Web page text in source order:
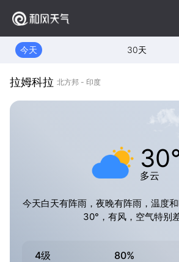
今天 30天
拉姆科拉 北方邦 - 印度
多云
今天白天有阵雨，夜晚有阵雨，温度
30°，有风，空气特别差
4级 80%